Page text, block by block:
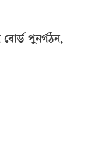
বোর্ড পুনর্গঠন,